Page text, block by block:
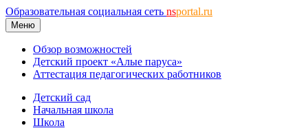
Образовательная социальная сеть nsportal.ru
Меню
Обзор возможностей
Детский проект «Алые паруса»
Аттестация педагогических работников
Детский сад
Начальная школа
Школа